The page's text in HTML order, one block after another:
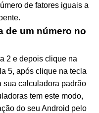
de fatores iguais a
de um número no
2 e depois clique na
5, após clique na tecla
sua calculadora padrão
tem este modo,
do seu Android pelo